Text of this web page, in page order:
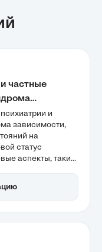
частные
и
зависимости,
на
статус
аспекты, такие
коморбидность,
Важное